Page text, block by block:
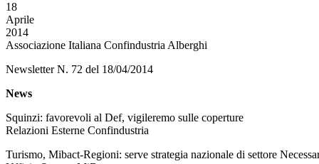
18
Aprile
2014
Associazione Italiana Confindustria Alberghi
Newsletter N. 72 del 18/04/2014
News
Squinzi: favorevoli al Def, vigileremo sulle coperture
Relazioni Esterne Confindustria
Turismo, Mibact-Regioni: serve strategia nazionale di settore